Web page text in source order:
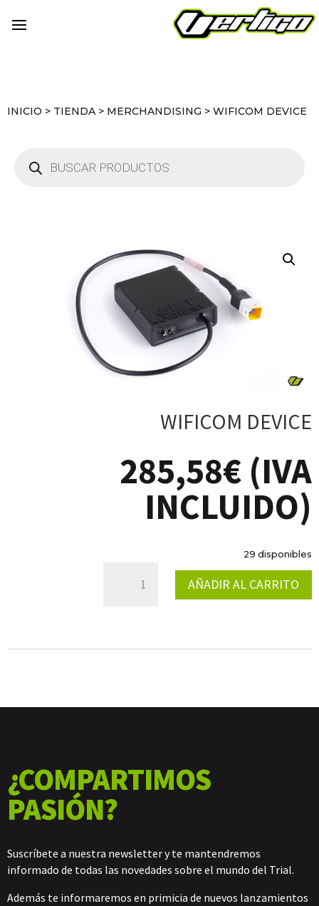
INICIO > TIENDA > MERCHANDISING > WIFICOM DEVICE
productos
WIFICOM DEVICE
285,58€ (IVA
INCLUIDO)
29 disponibles
AÑADIR AL CARRITO
¿COMPARTIMOS
PASIÓN?
Suscríbete a nuestra newsletter y te mantendremos
informado de todas las novedades sobre el mundo del Trial.
Además te informaremos en primicia de nuevos lanzamientos